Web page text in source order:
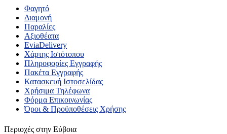
Φαγητό
Διαμονή
Παραλίες
Αξιοθέατα
EviaDelivery
Χάρτης Ιστότοπου
Πληροφορίες Εγγραφής
Πακέτα Εγγραφής
Κατασκευή Ιστοσελίδας
Χρήσιμα Τηλέφωνα
Φόρμα Επικοινωνίας
Όροι & Προϋποθέσεις Xρήσης
Περιοχές στην Εύβοια